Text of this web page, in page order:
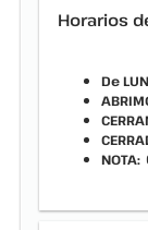
Horarios
De
NOTA: